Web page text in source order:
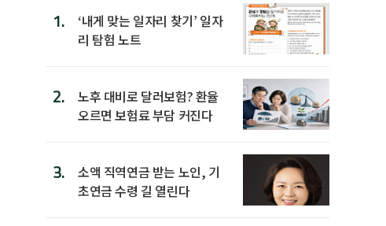
1.
‘내게 맞는 일자리 찾기’ 일자
리 탐험 노트
2.
노후 대비로 달러보험? 환율
오르면 보험료 부담 커진다
3.
소액 직역연금 받는 노인, 기
초연금 수령 길 열린다